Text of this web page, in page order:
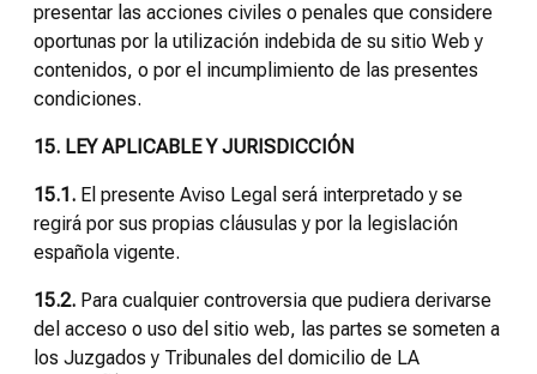
presentar las acciones civiles o penales que considere
oportunas por la utilización indebida de su sitio Web y
contenidos, o por el incumplimiento de las presentes
condiciones.
15. LEY APLICABLE Y JURISDICCIÓN
15.1. El presente Aviso Legal será interpretado y se
regirá por sus propias cláusulas y por la legislación
española vigente.
15.2. Para cualquier controversia que pudiera derivarse
del acceso o uso del sitio web, las partes se someten a
los Juzgados y Tribunales del domicilio de LA